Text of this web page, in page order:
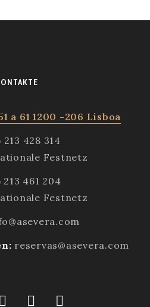
a 61 1200 -206 Lisboa
213 428 314
Festnetz
213 461 204
Festnetz
reservas@asevera.com